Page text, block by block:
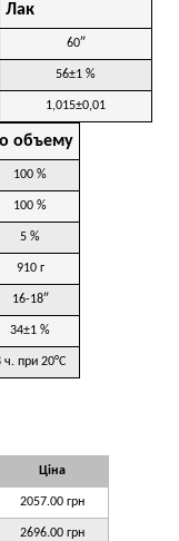
Лак
60″
56±1 %
1,015±0,01
объему
100 %
100 %
5 %
910 г
16-18″
34±1 %
ч. при 20°C
Ціна
2057.00 грн
2696.00 грн